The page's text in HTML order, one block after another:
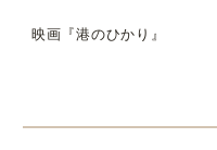
映画『港のひかり』